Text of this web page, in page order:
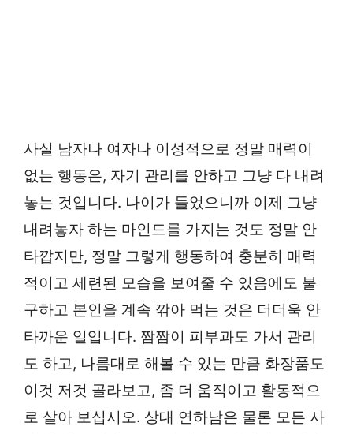
사실 남자나 여자나 이성적으로 정말 매력이
없는 행동은, 자기 관리를 안하고 그냥 다 내려
놓는 것입니다. 나이가 들었으니까 이제 그냥
내려놓자 하는 마인드를 가지는 것도 정말 안
타깝지만, 정말 그렇게 행동하여 충분히 매력
적이고 세련된 모습을 보여줄 수 있음에도 불
구하고 본인을 계속 깎아 먹는 것은 더더욱 안
타까운 일입니다. 짬짬이 피부과도 가서 관리
도 하고, 나름대로 해볼 수 있는 만큼 화장품도
이것 저것 골라보고, 좀 더 움직이고 활동적으
로 살아 보십시오. 상대 연하남은 물론 모든 사